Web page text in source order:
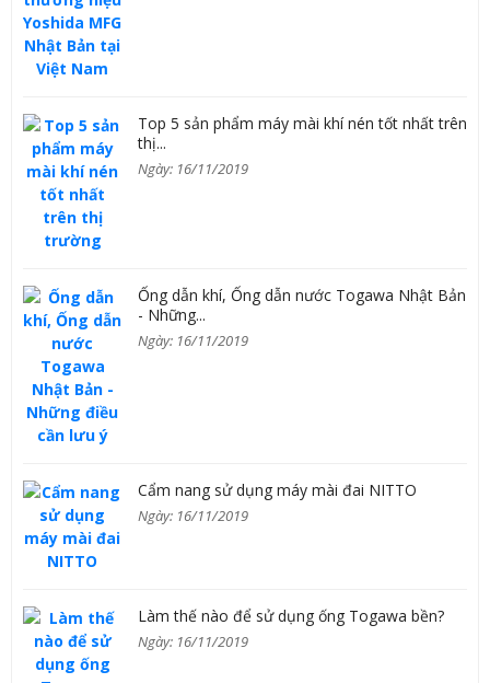
Top 5 sản phẩm máy mài khí nén tốt nhất trên
thị...
Ngày: 16/11/2019
Ống dẫn khí, Ống dẫn nước Togawa Nhật Bản
- Những...
Ngày: 16/11/2019
Cẩm nang sử dụng máy mài đai NITTO
Ngày: 16/11/2019
Làm thế nào để sử dụng ống Togawa bền?
Ngày: 16/11/2019